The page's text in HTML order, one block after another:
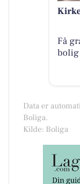
Få
bolig
Data er
Boliga.
Kilde: Boliga